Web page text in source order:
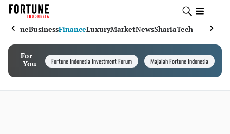
HomeBusinessFinanceLuxuryMarketNewsShariaTech
For
You
Fortune Indonesia Investment Forum Majalah Fortune Indonesia